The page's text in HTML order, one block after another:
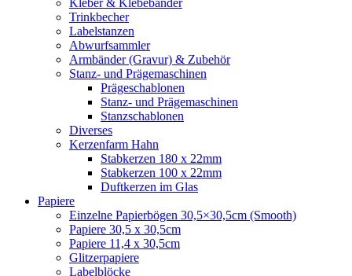
Kleber & Klebebänder
Trinkbecher
Labelstanzen
Abwurfsammler
Armbänder (Gravur) & Zubehör
Stanz- und Prägemaschinen
Prägeschablonen
Stanz- und Prägemaschinen
Stanzschablonen
Diverses
Kerzenfarm Hahn
Stabkerzen 180 x 22mm
Stabkerzen 100 x 22mm
Duftkerzen im Glas
Papiere
Einzelne Papierbögen 30,5×30,5cm (Smooth)
Papiere 30,5 x 30,5cm
Papiere 11,4 x 30,5cm
Glitzerpapiere
Labelblöcke